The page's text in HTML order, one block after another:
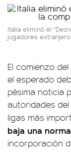
Italia eliminó el
jugadores
El comienzo
el esperado
pésima noticia
autoridades
ligas más
baja una
incorporación